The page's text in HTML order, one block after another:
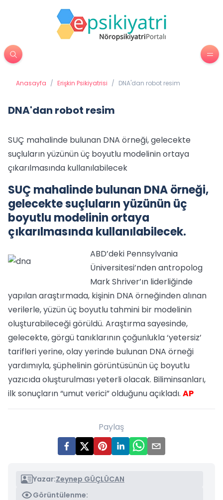
Anasayfa / Erişkin Psikiyatrisi / DNA'dan robot resim
DNA'dan robot resim
SUÇ mahalinde bulunan DNA örneği, gelecekte
suçluların yüzünün üç boyutlu modelinin ortaya
çıkarılmasında kullanılabilecek
SUÇ mahalinde bulunan DNA örneği,
gelecekte suçluların yüzünün üç
boyutlu modelinin ortaya
çıkarılmasında kullanılabilecek.
ABD’deki Pennsylvania
Üniversitesi’nden antropolog
Mark Shriver’ın liderliğinde
yapılan araştırmada, kişinin DNA örneğinden alınan
verilerle, yüzün üç boyutlu tahmini bir modelinin
oluşturabileceği görüldü. Araştırma sayesinde,
gelecekte, görgü tanıklarının çoğunlukla ‘yetersiz’
tarifleri yerine, olay yerinde bulunan DNA örneği
yardımıyla, şüphelinin görüntüsünün üç boyutlu
yazıcıda oluşturulması yeterli olacak. Biliminsanları,
ilk sonuçların “umut verici” olduğunu açıkladı. AP
Paylaş
Yazar:Zeynep GÜÇLÜCAN
Görüntülenme: